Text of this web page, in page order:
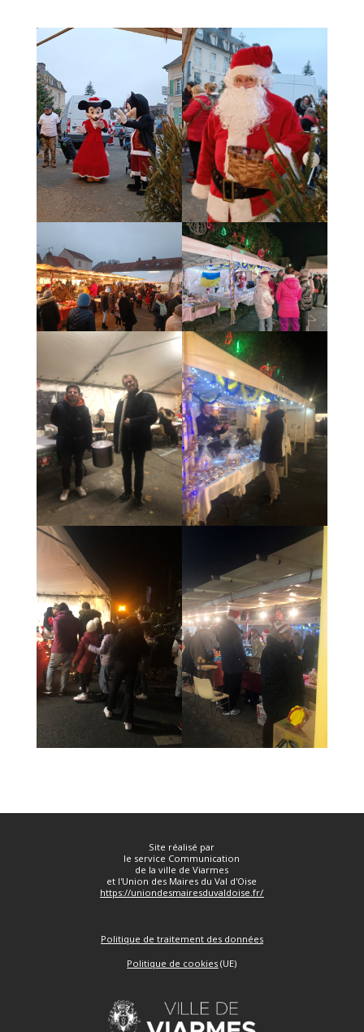
Site réalisé par
le service Communication
de la ville de Viarmes
et l'Union des Maires du Val d'Oise
https://uniondesmairesduvaldoise.fr/
Politique de traitement des données
Politique de cookies (UE)